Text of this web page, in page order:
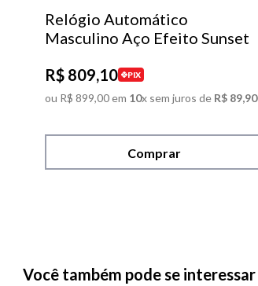
Relógio Automático
Masculino Aço Efeito Sunset
R$ 809,10 PIX
ou R$ 899,00em 10x sem juros de R$ 89,90
Comprar
Você também pode se interessar